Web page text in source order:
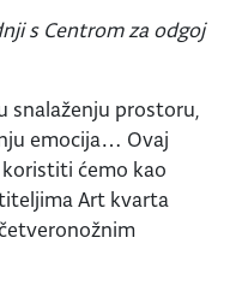
s Centrom za odgoj
snalaženju prostoru,
emocija… Ovaj
ćemo kao
Art kvarta